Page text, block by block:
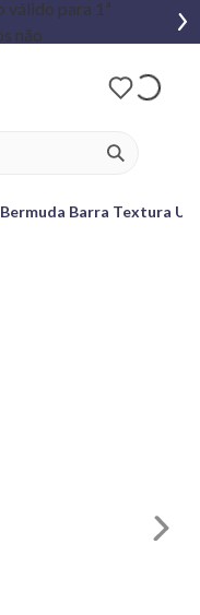
ver
Bermuda Barra Textura